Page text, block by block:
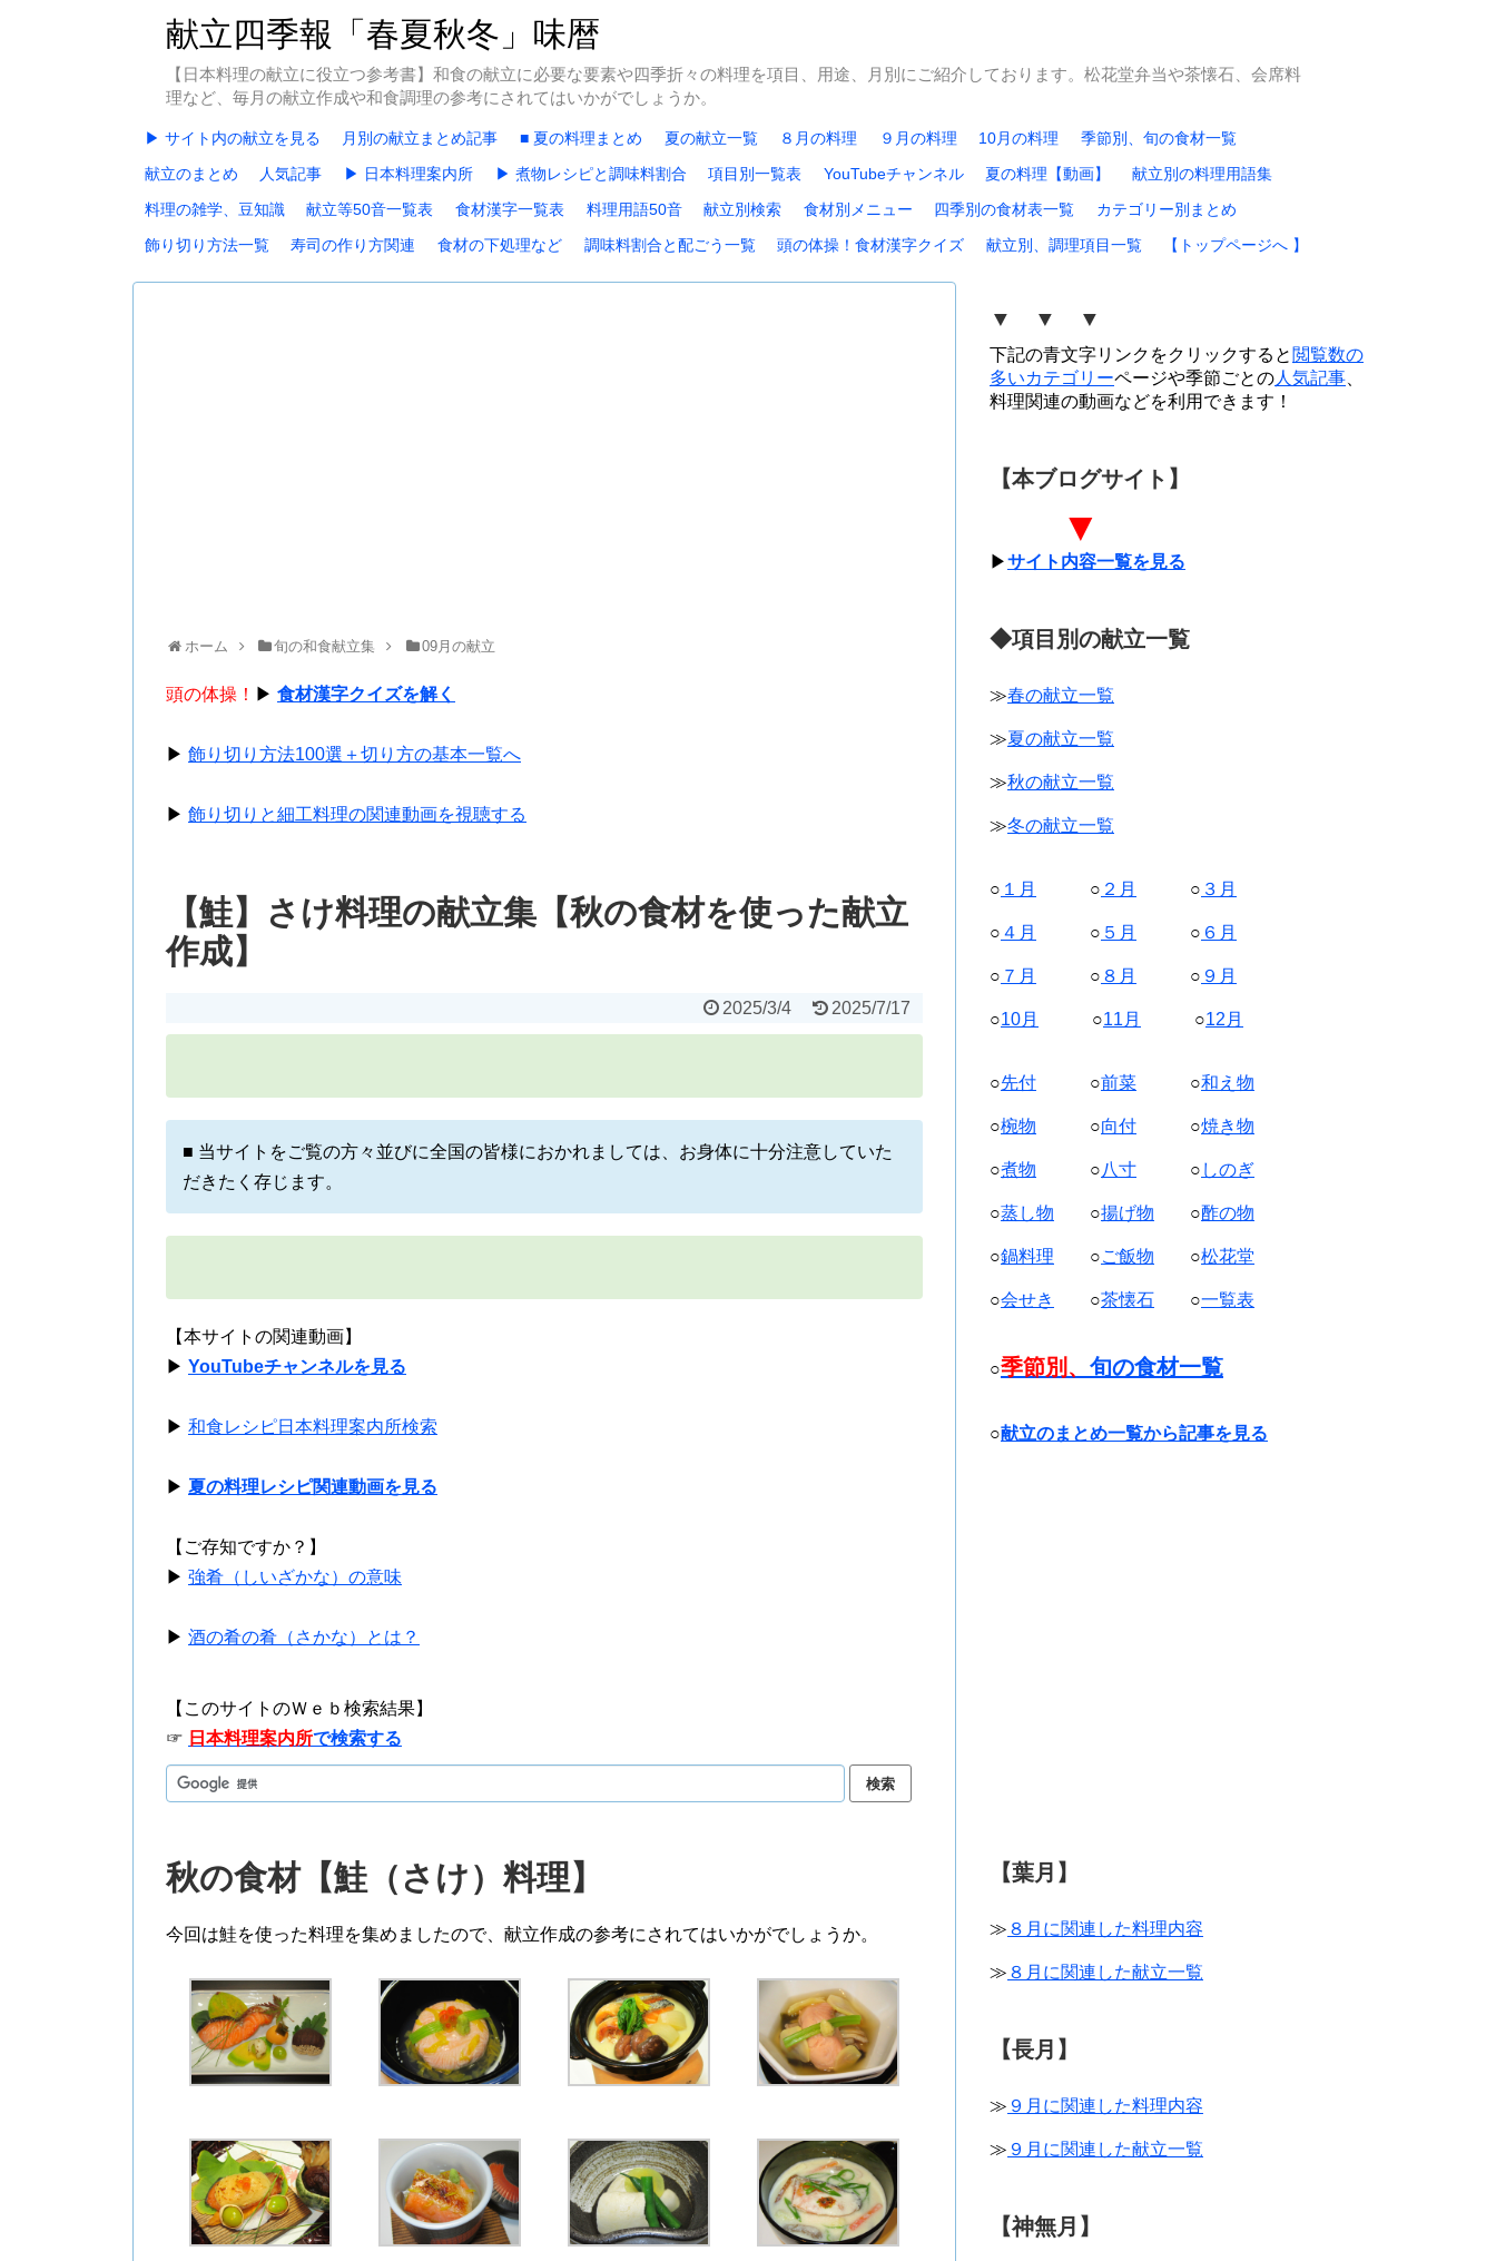
献立四季報「春夏秋冬」味暦
【日本料理の献立に役立つ参考書】和食の献立に必要な要素や四季折々の料理を項目、用途、月別にご紹介しております。松花堂弁当や茶懐石、会席料
理など、毎月の献立作成や和食調理の参考にされてはいかがでしょうか。
▶ サイト内の献立を見る 月別の献立まとめ記事 ■ 夏の料理まとめ 夏の献立一覧 ８月の料理 ９月の料理 10月の料理
季節別、旬の食材一覧
献立のまとめ
人気記事 ▶ 日本料理案内所 ▶ 煮物レシピと調味料割合 項目別一覧表 YouTubeチャンネル 夏の料理【動画】
献立別の料理用語集
料理の雑学、豆知識
献立等50音一覧表 食材漢字一覧表 料理用語50音 献立別検索 食材別メニュー 四季別の食材表一覧
カテゴリー別まとめ
飾り切り方法一覧
寿司の作り方関連 食材の下処理など 調味料割合と配ごう一覧 頭の体操！食材漢字クイズ 献立別、調理項目一覧 【トップページへ 】
ホーム 旬の和食献立集 09月の献立
頭の体操！ ▶ 食材漢字クイズを解く
▶ 飾り切り方法100選＋切り方の基本一覧へ
▶ 飾り切りと細工料理の関連動画を視聴する
【鮭】さけ料理の献立集【秋の食材を使った献立
作成】
2025/3/4 2025/7/17
■ 当サイトをご覧の方々並びに全国の皆様におかれましては、お身体に十分注意していた
だきたく存じます。
【本サイトの関連動画】
▶ YouTubeチャンネルを見る
▶ 和食レシピ日本料理案内所検索
▶ 夏の料理レシピ関連動画を見る
【ご存知ですか？】
▶ 強肴（しいざかな）の意味
▶ 酒の肴の肴（さかな）とは？
【このサイトのＷｅｂ検索結果】
☞ 日本料理案内所で検索する
秋の食材【鮭（さけ）料理】
今回は鮭を使った料理を集めましたので、献立作成の参考にされてはいかがでしょうか。
▼ ▼ ▼
下記の青文字リンクをクリックすると 閲覧数の
多いカテゴリーページや季節ごとの人気記事
料理関連の動画などを利用できます！
【本ブログサイト】
▼
▶サイト内容一覧を見る
◆項目別の献立一覧
≫春の献立一覧
≫夏の献立一覧
≫秋の献立一覧
≫冬の献立一覧
○ １月 ○ ２月 ○ ３月
○ ４月 ○ ５月 ○ ６月
○ ７月 ○ ８月 ○ ９月
○10月 ○11月 ○12月
○先付 ○前菜 ○和え物
○椀物 ○向付 ○焼き物
○煮物 ○八寸 ○ しのぎ
○蒸し物 ○揚げ物 ○酢の物
○鍋料理 ○ご飯物 ○松花堂
○会せき ○茶懐石 ○一覧表
○季節別、 旬の食材一覧
○献立のまとめ一覧から記事を見る
【葉月】
≫ ８月に関連した料理内容
≫ ８月に関連した献立一覧
【長月】
≫ ９月に関連した料理内容
≫ ９月に関連した献立一覧
【神無月】